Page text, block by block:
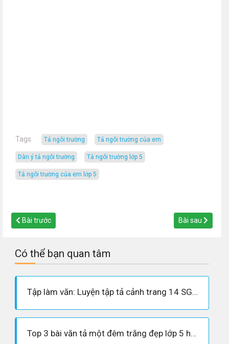
Tags tả ngôi trường tả ngôi trường của em
dàn ý tả ngôi trường tả ngôi trường lớp 5
tả ngôi trường của em lớp 5
Bài trước Bài sau
Có thể bạn quan tâm
Tập làm văn: Luyện tập tả cảnh trang 14 SGK Tiếng Việt 5 tập 1
Top 3 bài văn tả một đêm trăng đẹp lớp 5 hay nhất